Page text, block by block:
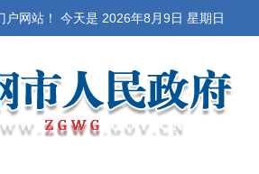
户网站！ 今天是 2026年8月9日 星期日